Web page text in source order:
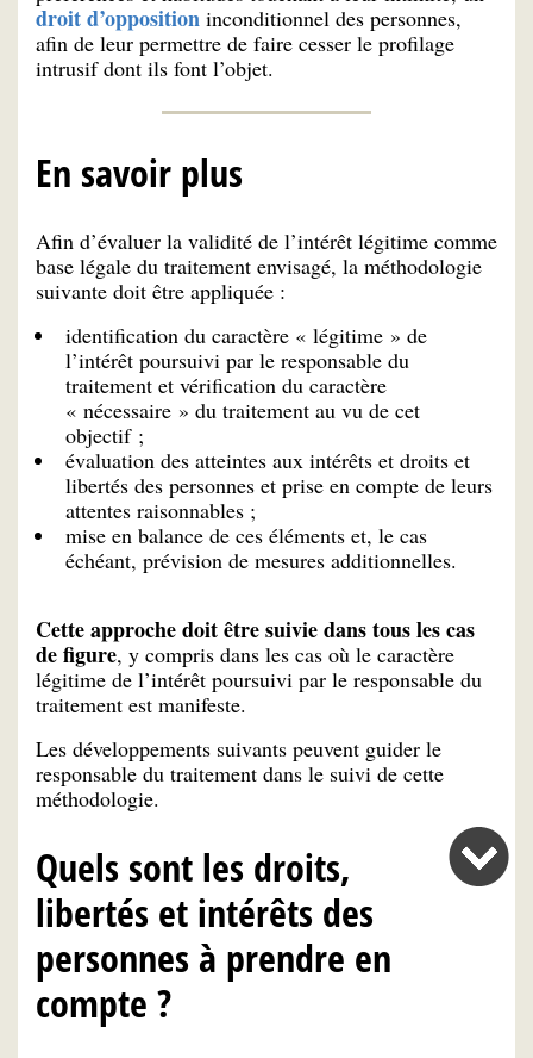
droit d’opposition inconditionnel des personnes,
afin de leur permettre de faire cesser le profilage
intrusif dont ils font l’objet.
En savoir plus
Afin d’évaluer la validité de l’intérêt légitime comme
base légale du traitement envisagé, la méthodologie
suivante doit être appliquée :
identification du caractère « légitime » de
l’intérêt poursuivi par le responsable du
traitement et vérification du caractère
« nécessaire » du traitement au vu de cet
objectif ;
évaluation des atteintes aux intérêts et droits et
libertés des personnes et prise en compte de leurs
attentes raisonnables ;
mise en balance de ces éléments et, le cas
échéant, prévision de mesures additionnelles.
Cette approche doit être suivie dans tous les cas
de figure, y compris dans les cas où le caractère
légitime de l’intérêt poursuivi par le responsable du
traitement est manifeste.
Les développements suivants peuvent guider le
responsable du traitement dans le suivi de cette
méthodologie.
Quels sont les droits,
libertés et intérêts des
personnes à prendre en
compte ?